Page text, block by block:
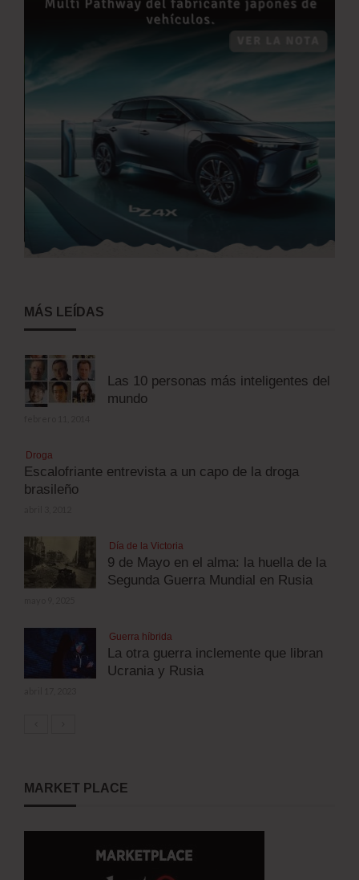
MÁS LEÍDAS
Las 10 personas más inteligentes del
mundo
Droga
Escalofriante entrevista a un capo de la droga
brasileño
Día de la Victoria
9 de Mayo en el alma: la huella de la
Segunda Guerra Mundial en Rusia
Guerra híbrida
La otra guerra inclemente que libran
Ucrania y Rusia
MARKET PLACE